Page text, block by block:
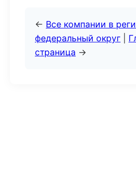
← Все компании в
федеральный округ
страница →